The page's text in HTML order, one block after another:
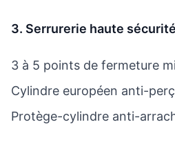
3. Serrurerie haute sécurité
3 à 5 points de fermeture
Cylindre européen anti-
Protège-cylindre anti-